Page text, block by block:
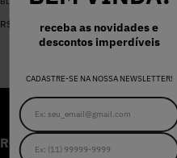
receba as novidades e
descontos imperdíveis
CADASTRE-SE NA NOSSA NEWSLETTER!
R$ 00
RECEBA AS NOVIDADES E